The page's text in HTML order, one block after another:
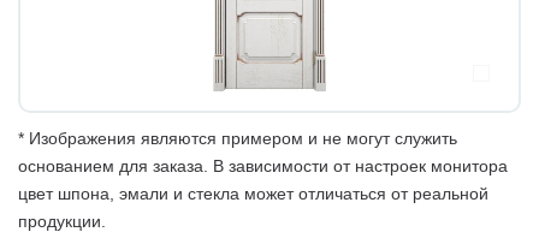
* Изображения являются примером и не могут служить
основанием для заказа. В зависимости от настроек монитора
цвет шпона, эмали и стекла может отличаться от реальной
продукции.